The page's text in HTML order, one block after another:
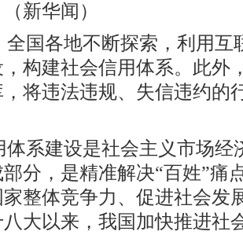
新华闻）
全国各地不断探索，利用互
构建社会信用体系。此外
将违法违规、失信违约的
体系建设是社会主义市场经
分，是精准解决“百姓”痛
整体竞争力、促进社会发
大以来，我国加快推进社